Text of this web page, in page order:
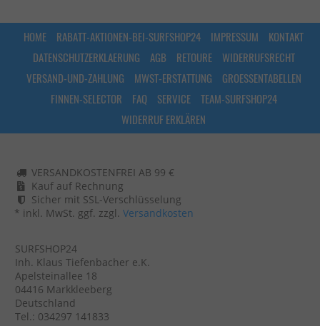
HOME RABATT-AKTIONEN-BEI-SURFSHOP24 IMPRESSUM
KONTAKT
DATENSCHUTZERKLAERUNG
AGB RETOURE
WIDERRUFSRECHT
VERSAND-UND-ZAHLUNG
MWST-ERSTATTUNG
GROESSENTABELLEN
FINNEN-SELECTOR
FAQ SERVICE
TEAM-SURFSHOP24
WIDERRUF ERKLÄREN
VERSANDKOSTENFREI AB 99 €
Kauf auf Rechnung
Sicher mit SSL-Verschlüsselung
* inkl. MwSt. ggf. zzgl. Versandkosten
SURFSHOP24
Inh. Klaus Tiefenbacher e.K.
Apelsteinallee 18
04416 Markkleeberg
Deutschland
Tel.: 034297 141833